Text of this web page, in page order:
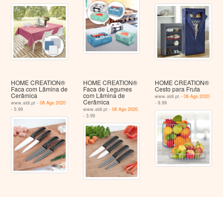
HOME CREATION®
Faca com Lâmina de
Cerâmica
www.aldi.pt -08 Ago 2020
- 5.99
HOME CREATION®
Faca de Legumes
com Lâmina de
Cerâmica
www.aldi.pt - 08 Ago 2020
- 3.99
HOME CREATION®
Cesto para Fruta
www.aldi.pt -08 Ago 2020
- 9.99